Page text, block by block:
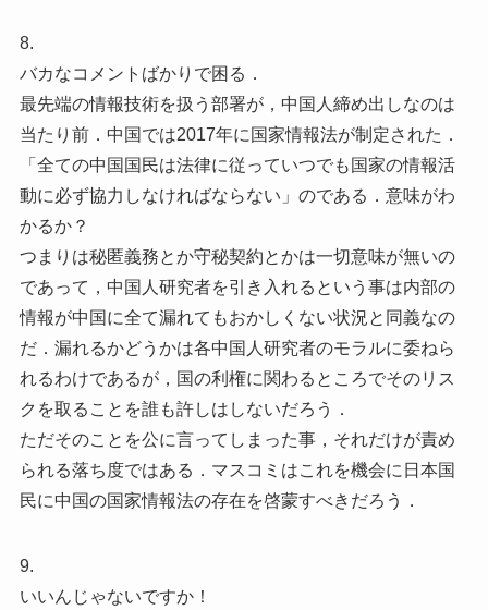
8.
バカなコメントばかりで困る．
最先端の情報技術を扱う部署が，中国人締め出しなのは
当たり前．中国では2017年に国家情報法が制定された．
「全ての中国国民は法律に従っていつでも国家の情報活
動に必ず協力しなければならない」のである．意味がわ
かるか？
つまりは秘匿義務とか守秘契約とかは一切意味が無いの
であって，中国人研究者を引き入れるという事は内部の
情報が中国に全て漏れてもおかしくない状況と同義なの
だ．漏れるかどうかは各中国人研究者のモラルに委ねら
れるわけであるが，国の利権に関わるところでそのリス
クを取ることを誰も許しはしないだろう．
ただそのことを公に言ってしまった事，それだけが責め
られる落ち度ではある．マスコミはこれを機会に日本国
民に中国の国家情報法の存在を啓蒙すべきだろう．
9.
いいんじゃないですか！